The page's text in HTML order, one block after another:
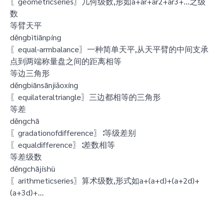
数
等臂天平
děngbìtiānpíng
〖equal-armbalance〗一种简单天平,从天平臂的中间支承
点到两端称量盘之间的距离相等
等边三角形
děngbiānsānjiǎoxíng
〖equilateraltriangle〗三边都相等的三角形
等差
děngchā
〖gradationofdifference〗∶等级差别
〖equaldifference〗∶差数相等
等差级数
děngchājíshù
〖arithmeticseries〗算术级数,形式如a+(a+d)+(a+2d)+
(a+3d)+…